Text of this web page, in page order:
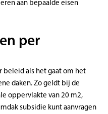
aan bepaalde eisen
per
beleid als het gaat om het
daken. Zo geldt bij de
oppervlakte van 20 m2,
subsidie kunt aanvragen